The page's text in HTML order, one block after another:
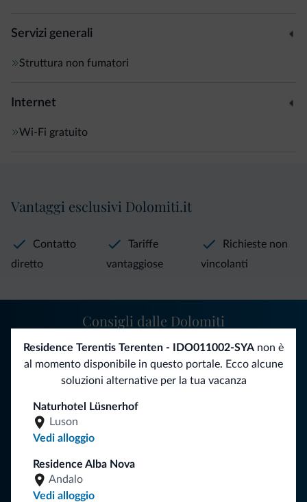
Servizi generali
Struttura non fumatori
Internet
Wi-Fi gratuito
Residence Terentis Terenten - IDO011002-SYA non è
al momento disponibile in questo portale. Ecco alcune
soluzioni alternative per la tua vacanza
Naturhotel Lüsnerhof
Luson
Vedi alloggio
Residence Alba Nova
Andalo
Vedi alloggio
Vantaggi esclusivi Dolomiti.it
Contatto
diretto
Tariffe
vantaggiose
Richieste non
vincolanti
Segui Dolomiti.it
Consigli dalle Dolomiti
Riceverai informazioni, offerte esclusive e news per la tua
vacanza nelle Dolomiti.